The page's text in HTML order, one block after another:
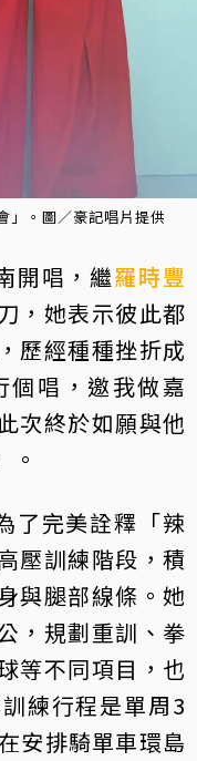
」。圖／豪記唱片提供
開唱，繼羅時豐
，她表示彼此都
歷經種種挫折成
個唱，邀我做嘉
次終於如願與他
。
了完美詮釋「辣
壓訓練階段，積
與腿部線條。她
，規劃重訓、拳
等不同項目，也
練行程是單周3
安排騎單車環島